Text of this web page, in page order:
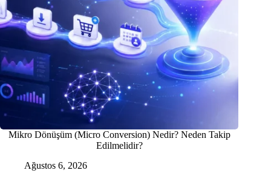
Mikro Dönüşüm (Micro Conversion) Nedir? Neden Takip
Edilmelidir?
Ağustos 6, 2026